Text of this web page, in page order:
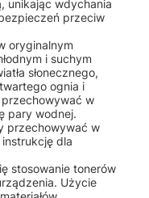
unikając wdychania
przeciw
oryginalnym
i suchym
słonecznego,
ognia i
w
pary wodnej.
przechowywać w
dla
stosowanie tonerów
Użycie